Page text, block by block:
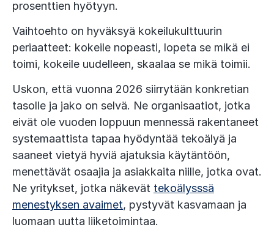
prosenttien hyötyyn.
Vaihtoehto on hyväksyä kokeilukulttuurin
periaatteet: kokeile nopeasti, lopeta se mikä ei
toimi, kokeile uudelleen, skaalaa se mikä toimii.
Uskon, että vuonna 2026 siirrytään konkretian
tasolle ja jako on selvä. Ne organisaatiot, jotka
eivät ole vuoden loppuun mennessä rakentaneet
systemaattista tapaa hyödyntää tekoälyä ja
saaneet vietyä hyviä ajatuksia käytäntöön,
menettävät osaajia ja asiakkaita niille, jotka ovat.
Ne yritykset, jotka näkevät tekoälysssä
menestyksen avaimet, pystyvät kasvamaan ja
luomaan uutta liiketoimintaa.